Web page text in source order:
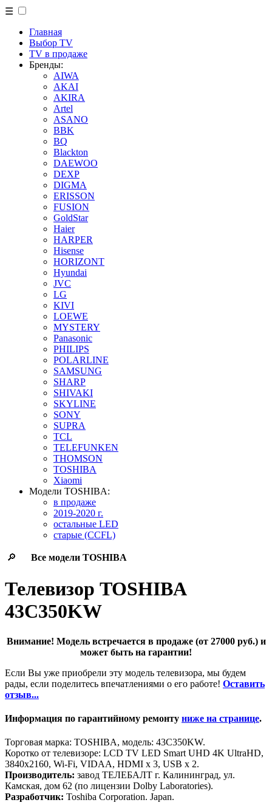
☰
Главная
Выбор TV
TV в продаже
Бренды:
AIWA
AKAI
AKIRA
Artel
ASANO
BBK
BQ
Blackton
DAEWOO
DEXP
DIGMA
ERISSON
FUSION
GoldStar
Haier
HARPER
Hisense
HORIZONT
Hyundai
JVC
LG
KIVI
LOEWE
MYSTERY
Panasonic
PHILIPS
POLARLINE
SAMSUNG
SHARP
SHIVAKI
SKYLINE
SONY
SUPRA
TCL
TELEFUNKEN
THOMSON
TOSHIBA
Xiaomi
Модели TOSHIBA:
в продаже
2019-2020 г.
остальные LED
старые (CCFL)
🔎 Все модели TOSHIBA
Телевизор TOSHIBA
43C350KW
Внимание! Модель встречается в продаже (от 27000 руб.) и
может быть на гарантии!
Если Вы уже приобрели эту модель телевизора, мы будем
рады, если поделитесь впечатлениями о его работе! Оставить
отзыв...
Информация по гарантийному ремонту ниже на странице.
Торговая марка: TOSHIBA, модель: 43C350KW.
Коротко от телевизоре: LCD TV LED Smart UHD 4K UltraHD,
3840x2160, Wi-Fi, VIDAA, HDMI х 3, USB х 2.
Производитель: завод ТЕЛЕБАЛТ г. Калининград, ул.
Камская, дом 62 (по лицензии Dolby Laboratories).
Разработчик: Toshiba Corporation. Japan.